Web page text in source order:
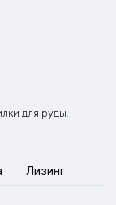
для руды
Лизинг